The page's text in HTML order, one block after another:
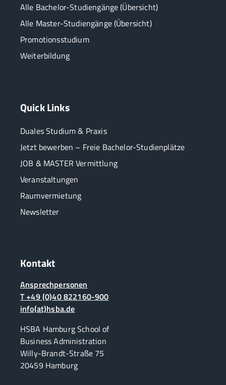
Alle Bachelor-Studiengänge (Übersicht)
Alle Master-Studiengänge (Übersicht)
Promotionsstudium
Weiterbildung
Quick Links
Duales Studium & Praxis
Jetzt bewerben – Freie Bachelor-Studienplätze
JOB & MASTER Vermittlung
Veranstaltungen
Raumvermietung
Newsletter
Kontakt
Ansprechpersonen
T +49 (0)40 822160-900
info(at)hsba.de
HSBA Hamburg School of
Business Administration
Willy-Brandt-Straße 75
20459 Hamburg